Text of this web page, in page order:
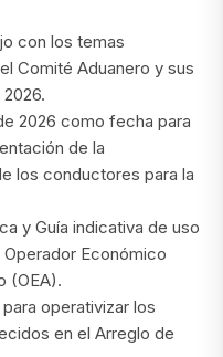
con los temas
Comité Aduanero y sus
2026 como fecha para
de la
los conductores para la
y Guía indicativa de uso
Económico
(OEA).
operativizar los
en el Arreglo de